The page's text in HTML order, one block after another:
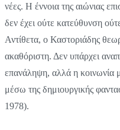
νέες. Η έννοια της αιώνιας
δεν έχει ούτε κατεύθυνση
Αντίθετα, ο Καστοριάδης
ακαθόριστη. Δεν υπάρχει
επανάληψη, αλλά η κοινωνία
μέσω της δημιουργικής
1978).